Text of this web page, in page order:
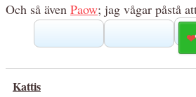
Och så även Paow; jag vågar påstå
Kattis